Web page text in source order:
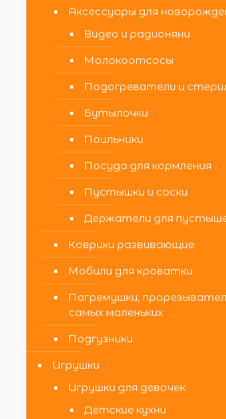
Аксессуары для
Видео и радионяни
Молокоотсосы
Подогреватели и
Бутылочки
Поильники
Посуда для кормления
Пустышки и соски
Держатели для
Коврики развивающие
Мобили для кроватки
Погремушки,
самых маленьких
Подгузники
Игрушки
Игрушки для девочек
Детские кухни